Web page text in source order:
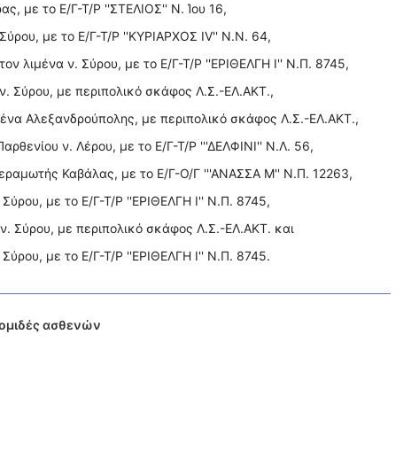
με το Ε/Γ-Τ/Ρ ''ΣΤΕΛΙΟΣ'' Ν. Ίου 16,
με το Ε/Γ-Τ/Ρ ''ΚΥΡΙΑΡΧΟΣ ΙV'' Ν.Ν. 64,
λιμένα ν. Σύρου, με το Ε/Γ-Τ/Ρ ''ΕΡΙΘΕΛΓΗ Ι'' Ν.Π. 8745,
Σύρου, με περιπολικό σκάφος Λ.Σ.-ΕΛ.ΑΚΤ.,
Αλεξανδρούπολης, με περιπολικό σκάφος Λ.Σ.-ΕΛ.ΑΚΤ.,
ν. Λέρου, με το Ε/Γ-Τ/Ρ '''ΔΕΛΦΙΝΙ'' Ν.Λ. 56,
Καβάλας, με το Ε/Γ-Ο/Γ '''ΑΝΑΣΣΑ Μ'' Ν.Π. 12263,
με το Ε/Γ-Τ/Ρ ''ΕΡΙΘΕΛΓΗ Ι'' Ν.Π. 8745,
Σύρου, με περιπολικό σκάφος Λ.Σ.-ΕΛ.ΑΚΤ. και
με το Ε/Γ-Τ/Ρ ''ΕΡΙΘΕΛΓΗ Ι'' Ν.Π. 8745.
ασθενών